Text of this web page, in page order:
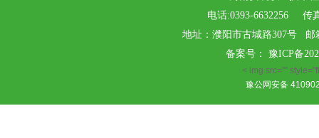
电话:0393-6632256 传
地址：濮阳市古城路307号 邮
备案号： 豫ICP备
< img src=""
豫公网安备